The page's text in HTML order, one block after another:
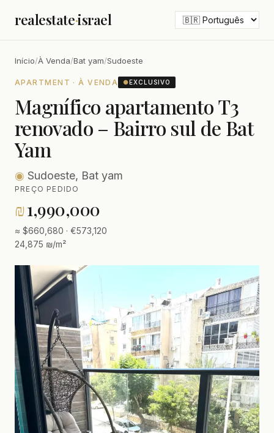
realestate·israel
Início/À Venda/Bat yam/Sudoeste
APARTMENT · À VENDA ●EXCLUSIVO
Magnífico apartamento T3
renovado – Bairro sul de Bat
Yam
◉ Sudoeste, Bat yam
PREÇO PEDIDO
₪1,990,000
≈ $660,680 · €573,120
24,875 ₪/m²